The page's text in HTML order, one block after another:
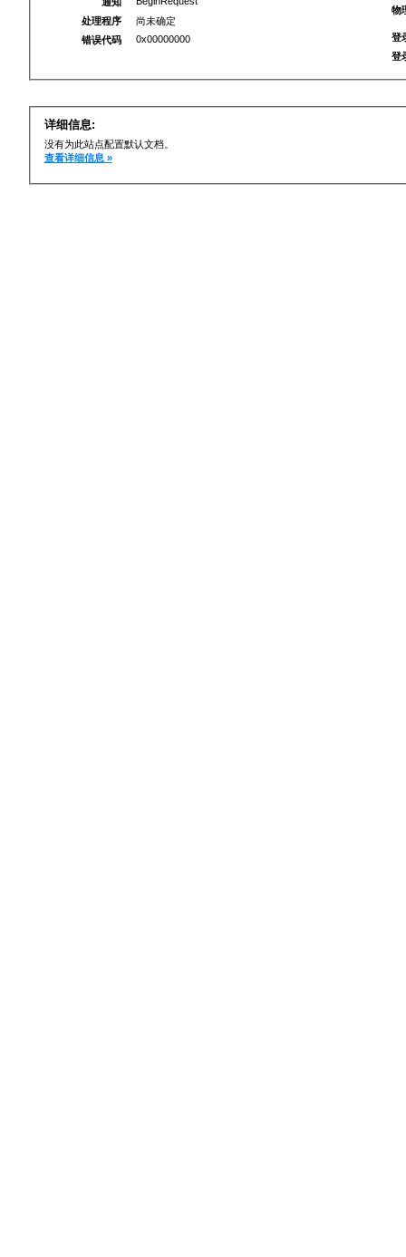
处理程序
尚未确定
错误代码
0x00000000
物
登
登
详细信息:
没有为此站点配置默认文档。
查看详细信息 »